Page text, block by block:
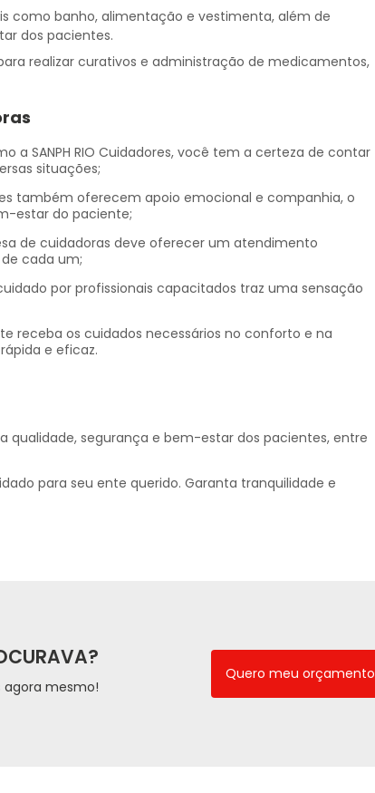
como banho, alimentação e vestimenta, além de
dos pacientes.
realizar curativos e administração de medicamentos,
situações;
estar do paciente;
cada um;
e eficaz.
qualidade, segurança e bem-estar dos pacientes, entre
para seu ente querido. Garanta tranquilidade e
mesmo!
Quero meu orçamento